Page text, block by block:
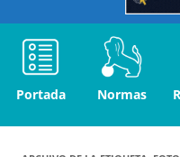
Portada Normas